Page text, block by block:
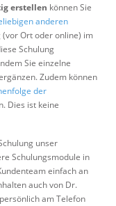
erstellen können Sie
anderen
Ort oder online) im
Schulung
Sie einzelne
Zudem können
der
Dies ist keine
unser
Schulungsmodule in
einfach an
auch von Dr.
am Telefon